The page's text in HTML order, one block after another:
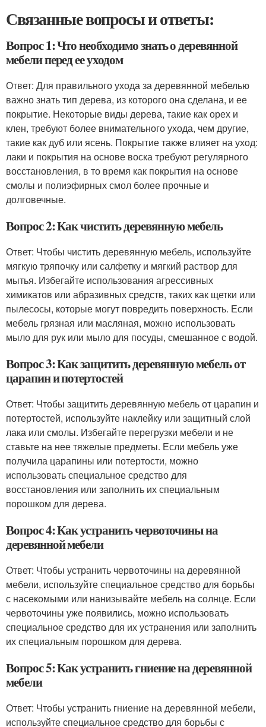
Связанные вопросы и ответы:
Вопрос 1: Что необходимо знать о деревянной
мебели перед ее уходом
Ответ: Для правильного ухода за деревянной мебелью
важно знать тип дерева, из которого она сделана, и ее
покрытие. Некоторые виды дерева, такие как орех и
клен, требуют более внимательного ухода, чем другие,
такие как дуб или ясень. Покрытие также влияет на уход:
лаки и покрытия на основе воска требуют регулярного
восстановления, в то время как покрытия на основе
смолы и полиэфирных смол более прочные и
долговечные.
Вопрос 2: Как чистить деревянную мебель
Ответ: Чтобы чистить деревянную мебель, используйте
мягкую тряпочку или салфетку и мягкий раствор для
мытья. Избегайте использования агрессивных
химикатов или абразивных средств, таких как щетки или
пылесосы, которые могут повредить поверхность. Если
мебель грязная или масляная, можно использовать
мыло для рук или мыло для посуды, смешанное с водой.
Вопрос 3: Как защитить деревянную мебель от
царапин и потертостей
Ответ: Чтобы защитить деревянную мебель от царапин и
потертостей, используйте наклейку или защитный слой
лака или смолы. Избегайте перегрузки мебели и не
ставьте на нее тяжелые предметы. Если мебель уже
получила царапины или потертости, можно
использовать специальное средство для
восстановления или заполнить их специальным
порошком для дерева.
Вопрос 4: Как устранить червоточины на
деревянной мебели
Ответ: Чтобы устранить червоточины на деревянной
мебели, используйте специальное средство для борьбы
с насекомыми или нанизывайте мебель на солнце. Если
червоточины уже появились, можно использовать
специальное средство для их устранения или заполнить
их специальным порошком для дерева.
Вопрос 5: Как устранить гниение на деревянной
мебели
Ответ: Чтобы устранить гниение на деревянной мебели,
используйте специальное средство для борьбы с